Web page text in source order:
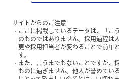
サイトからのご注意
ここに掲載しているデータは、「こ
のものではありません。採用過程は
更や採用担当者が変わることで前年
す。
また、言うまでもないことですが、
ものに過ぎません。他人が誉めてい